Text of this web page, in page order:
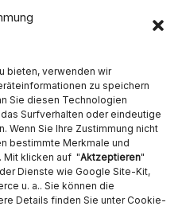
bieten, verwenden wir
zu speichern
Sie diesen Technologien
Surfverhalten oder eindeutige
Wenn Sie Ihre Zustimmung nicht
bestimmte Merkmale und
Mit klicken auf "Aktzeptieren"
Dienste wie Google Site-Kit,
u. a.. Sie können die
Details finden Sie unter Cookie-
MK-Dent, NSK, Ophardt
TKD, Velopex, u.v.m